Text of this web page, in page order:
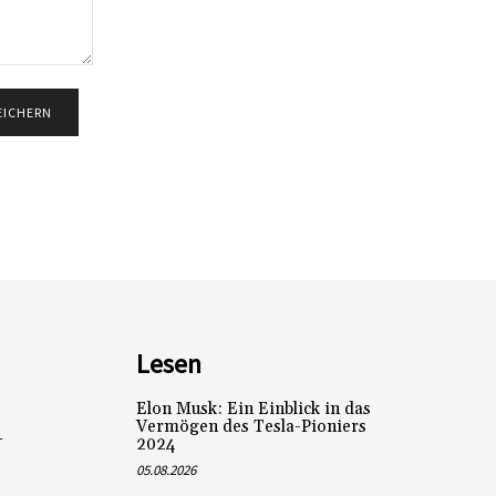
Lesen
Elon Musk: Ein Einblick in das
Vermögen des Tesla-Pioniers
2024
05.08.2026